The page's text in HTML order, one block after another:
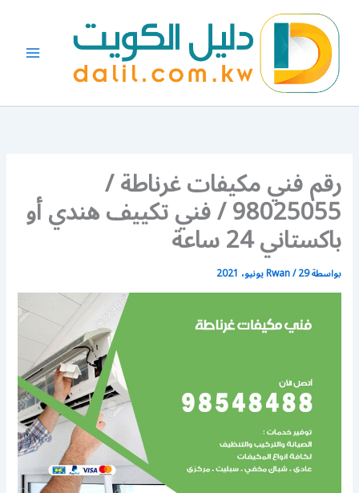
المحتوى
رقم فني مكيفات غرناطة /
98025055 / فني تكييف هندي أو
باكستاني 24 ساعة
بواسطة Rwan/29 يونيو، 2021